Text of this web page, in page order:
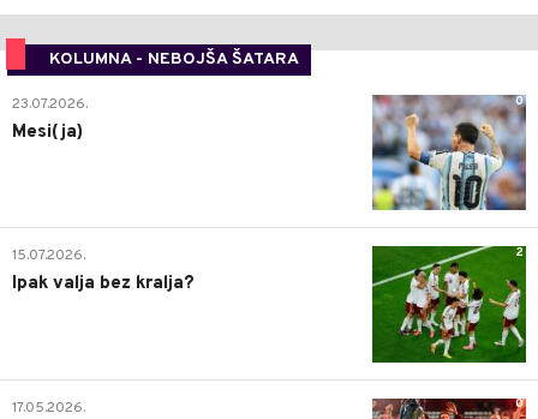
KOLUMNA - NEBOJŠA ŠATARA
0
23.07.2026.
Mesi(ja)
2
15.07.2026.
Ipak valja bez kralja?
0
17.05.2026.